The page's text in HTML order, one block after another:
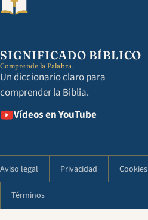
SIGNIFICADO BÍBLICO
Comprende la Palabra.
Un diccionario claro para
comprender la Biblia.
Vídeos en YouTube
Aviso legal Privacidad Cookies
Términos